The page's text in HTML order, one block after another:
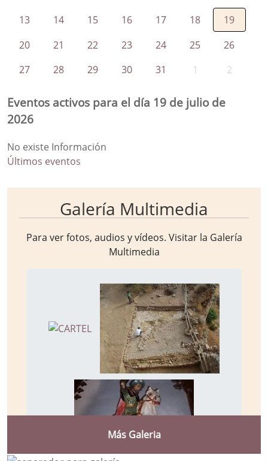
13
14 15 16 17 18
19
20
21 22 23 24 25
26
27
28 29 30 31 1 2
Eventos activos para el día 19 de julio de
2026
No existe Información
Últimos eventos
Galería Multimedia
Para ver fotos, audios y vídeos. Visitar la Galería
Multimedia
Más Galeria